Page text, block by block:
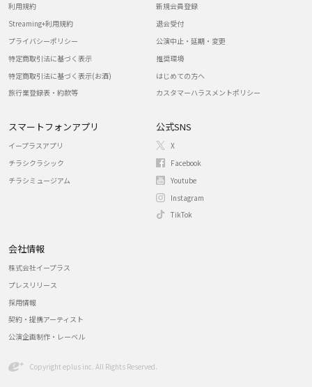
利用規約
Streaming+利用規約
プライバシーポリシー
特定商取引法に基づく表示
特定商取引法に基づく表示(お酒)
旅行業登録表・約款等
新規会員登録
退会受付
公演中止・延期・変更
推奨環境
はじめての方へ
カスタマーハラスメントポリシー
スマートフォンアプリ
イープラスアプリ
チラシクラシック
チラシミュージアム
公式SNS
X
Facebook
Youtube
Instagram
TikTok
会社情報
株式会社イープラス
プレスリリース
採用情報
契約・提携アーティスト
公演企画制作・レーベル
Copyright eplus inc. All Rights Reserved.